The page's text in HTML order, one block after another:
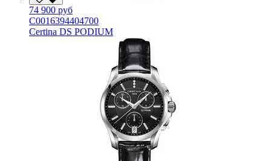
74 900 руб
C0016394404700
Certina DS PODIUM